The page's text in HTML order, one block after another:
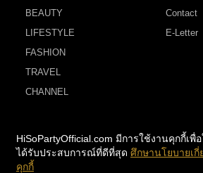
BEAUTY
LIFESTYLE
FASHION
TRAVEL
CHANNEL
Contact
E-Letter
HiSoPartyOfficial.com มีการใช้งานคุกกี้เพื่
ได้รับประสบการณ์ที่ดีที่สุด ศึกษานโยบายเกี่
คุกกี้